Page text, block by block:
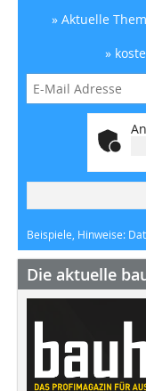
» Aktuelle
»
Beispiele, Hinweise:
Die aktuelle